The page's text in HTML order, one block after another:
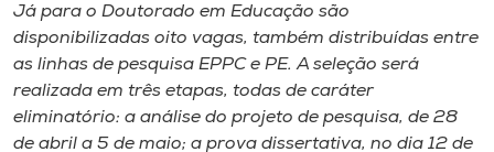
Já para o Doutorado em Educação são
disponibilizadas oito vagas, também distribuídas entre
as linhas de pesquisa EPPC e PE. A seleção será
realizada em três etapas, todas de caráter
eliminatório: a análise do projeto de pesquisa, de 28
de abril a 5 de maio; a prova dissertativa, no dia 12 de